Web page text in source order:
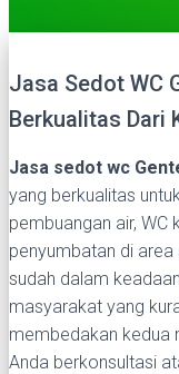
Jasa Sedot WC
Berkualitas Dari
Jasa sedot wc
yang berkualitas
pembuangan air,
penyumbatan di area
sudah dalam
masyarakat yang
membedakan kedua
Anda berkonsultasi